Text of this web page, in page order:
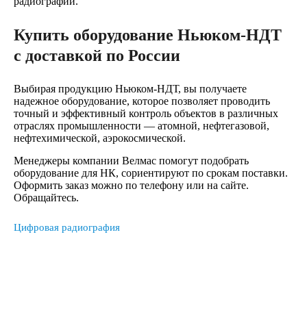
Купить оборудование Ньюком-НДТ
с доставкой по России
Выбирая продукцию Ньюком-НДТ, вы получаете
надежное оборудование, которое позволяет проводить
точный и эффективный контроль объектов в различных
отраслях промышленности — атомной, нефтегазовой,
нефтехимической, аэрокосмической.
Менеджеры компании Велмас помогут подобрать
оборудование для НК, сориентируют по срокам поставки.
Оформить заказ можно по телефону или на сайте.
Обращайтесь.
Цифровая радиография